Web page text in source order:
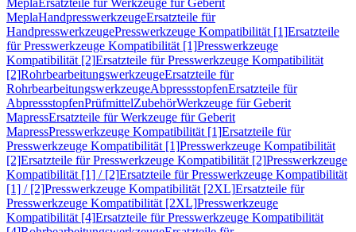
MeplaErsatzteile für Werkzeuge für Geberit
MeplaHandpresswerkzeugeErsatzteile für
HandpresswerkzeugePresswerkzeuge Kompatibilität [1]Ersatzteile
für Presswerkzeuge Kompatibilität [1]Presswerkzeuge
Kompatibilität [2]Ersatzteile für Presswerkzeuge Kompatibilität
[2]RohrbearbeitungswerkzeugeErsatzteile für
RohrbearbeitungswerkzeugeAbpressstopfenErsatzteile für
AbpressstopfenPrüfmittelZubehörWerkzeuge für Geberit
MapressErsatzteile für Werkzeuge für Geberit
MapressPresswerkzeuge Kompatibilität [1]Ersatzteile für
Presswerkzeuge Kompatibilität [1]Presswerkzeuge Kompatibilität
[2]Ersatzteile für Presswerkzeuge Kompatibilität [2]Presswerkzeuge
Kompatibilität [1] / [2]Ersatzteile für Presswerkzeuge Kompatibilität
[1] / [2]Presswerkzeuge Kompatibilität [2XL]Ersatzteile für
Presswerkzeuge Kompatibilität [2XL]Presswerkzeuge
Kompatibilität [4]Ersatzteile für Presswerkzeuge Kompatibilität